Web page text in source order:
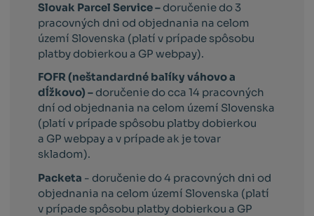
Slovak Parcel Service – doručenie do 3
pracovných dni od objednania na celom
území Slovenska (platí v prípade spôsobu
platby dobierkou a GP webpay).
FOFR (neštandardné balíky váhovo a
dĺžkovo) – doručenie do cca 14 pracovných
dní od objednania na celom území Slovenska
(platí v prípade spôsobu platby dobierkou
a GP webpay a v prípade ak je tovar
skladom).
Packeta - doručenie do 4 pracovných dni od
objednania na celom území Slovenska (platí
v prípade spôsobu platby dobierkou a GP